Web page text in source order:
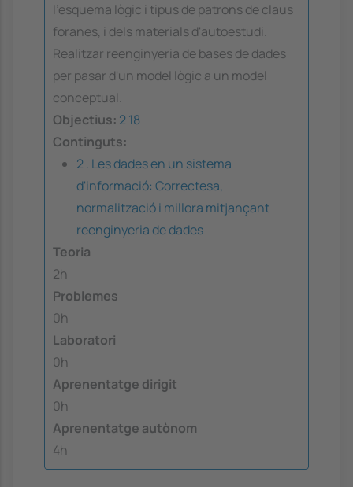
l'esquema lògic i tipus de patrons de claus
foranes, i dels materials d'autoestudi.
Realitzar reenginyeria de bases de dades
per pasar d'un model lògic a un model
conceptual.
Objectius: 218
Continguts:
2 . Les dades en un sistema
d'informació: Correctesa,
normalització i millora mitjançant
reenginyeria de dades
Teoria
2h
Problemes
0h
Laboratori
0h
Aprenentatge dirigit
0h
Aprenentatge autònom
4h